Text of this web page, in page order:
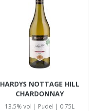
HARDYS NOTTAGE HILL
CHARDONNAY
13.5% vol | Pudel | 0.75L